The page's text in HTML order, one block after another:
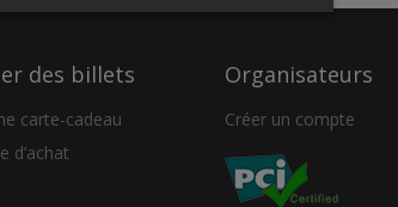
des billets
carte-cadeau
d’achat
Organisateurs
Créer un compte